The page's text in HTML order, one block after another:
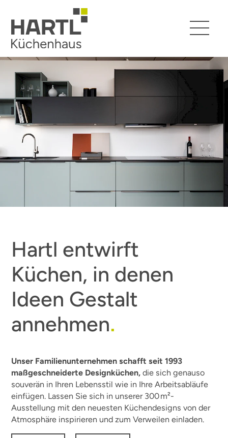
Hartl entwirft
Küchen, in denen
Ideen Gestalt
annehmen.
Unser Familienunternehmen schafft seit 1993
maßgeschneiderte Designküchen, die sich genauso
souverän in Ihren Lebensstil wie in Ihre Arbeitsabläufe
einfügen. Lassen Sie sich in unserer 300 m²-
Ausstellung mit den neuesten Küchendesigns von der
Atmosphäre inspirieren und zum Verweilen einladen.